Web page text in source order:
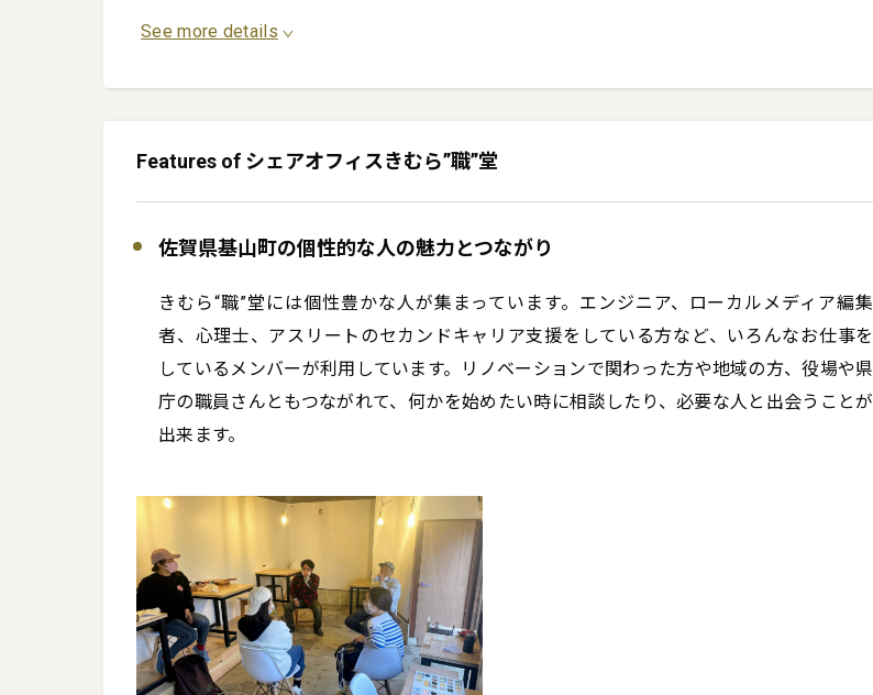
See more details
Features of シェアオフィスきむら”職”堂
佐賀県基山町の個性的な人の魅力とつながり
きむら“職”堂には個性豊かな人が集まっています。エンジニア、ローカルメディア編集
者、心理士、アスリートのセカンドキャリア支援をしている方など、いろんなお仕事を
しているメンバーが利用しています。リノベーションで関わった方や地域の方、役場や県
庁の職員さんともつながれて、何かを始めたい時に相談したり、必要な人と出会うことが
出来ます。